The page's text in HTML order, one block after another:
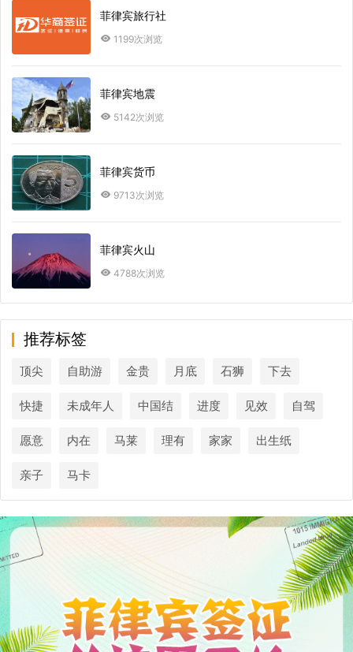
菲律宾旅行社
1199次浏览
菲律宾地震
5142次浏览
菲律宾货币
9713次浏览
菲律宾火山
4788次浏览
推荐标签
顶尖 自助游 金贵 月底 石狮 下去
快捷 未成年人 中国结 进度 见效 自驾
愿意 内在 马莱 理有 家家 出生纸
亲子 马卡